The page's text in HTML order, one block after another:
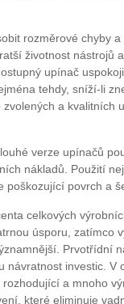
rozměrové chyby
životnost nástrojů
upínač
tehdy, sníží-li
a kvalitních
verze upínačů
nákladů. Použití
povrch a
celkových
úsporu, zatímco
Prvotřídní
návratnost investic. V
a mnoho
které eliminuje